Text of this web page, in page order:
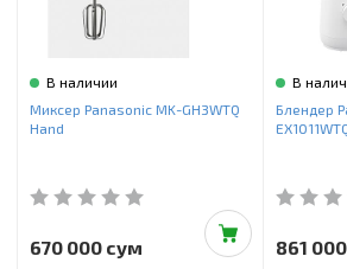
В наличии
Миксер Panasonic MK-GH3WTQ
Hand
670 000 сум
В
Блендер
861